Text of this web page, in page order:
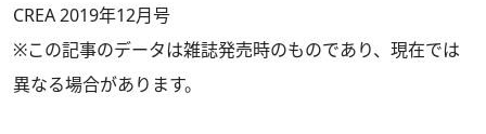
CREA 2019年12月号
※この記事のデータは雑誌発売時のものであり、現在では
異なる場合があります。